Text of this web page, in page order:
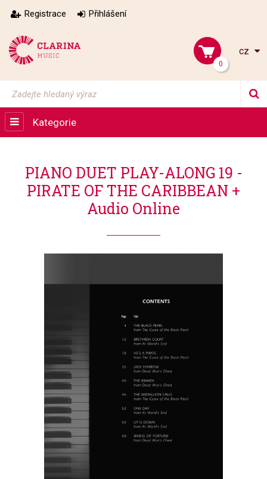
Registrace Přihlášení
0
cz
Kategorie
PIANO DUET PLAY-ALONG 19 -
PIRATE OF THE CARIBBEAN +
Audio Online